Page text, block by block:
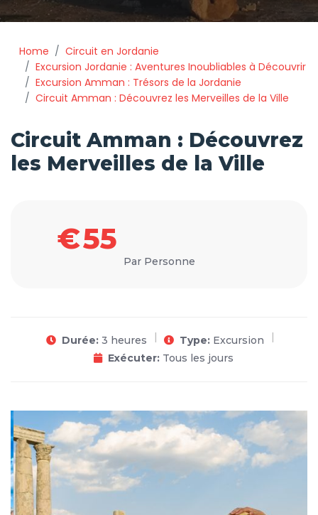
Home
Circuit en Jordanie
Excursion Jordanie : Aventures Inoubliables à Découvrir
Excursion Amman : Trésors de la Jordanie
Circuit Amman : Découvrez les Merveilles de la Ville
Circuit Amman : Découvrez
les Merveilles de la Ville
€55
Par Personne
Durée: 3 heures Type: Excursion
Exécuter: Tous les jours